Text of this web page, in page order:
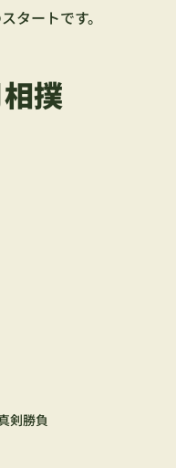
タートです。
撲
剣勝負